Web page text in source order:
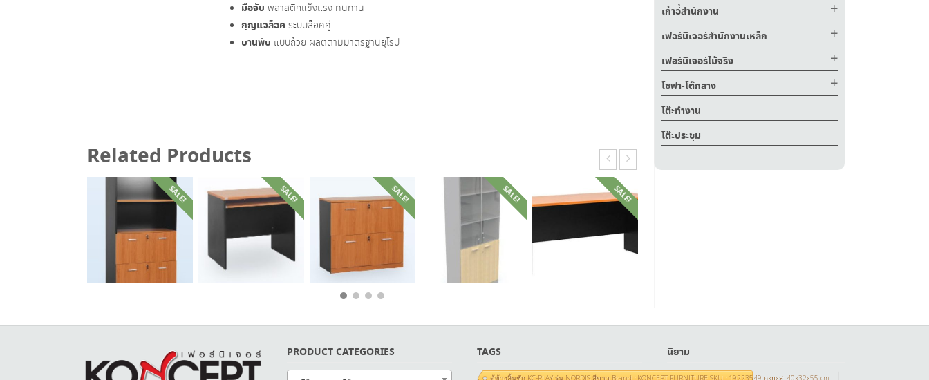
มือจับ พลาสติกแข็งแรง ทนทาน
กุญแจล็อค ระบบล็อคคู่
บานพับ แบบถ้วย ผลิตตามมาตรฐานยุโรป
Related Products
SALE! SALE!
฿4,900.00 ฿2,990.00
SALE!
฿8,500.00 ฿5,100.00
SALE! SALE!
฿6,250.00 ฿3,750.00 ฿7,500.00 ฿4,500.00 ฿6,500.00 ฿
เก้าอี้สำนักงาน
เฟอร์นิเจอร์สำนักงานเหล็ก
เฟอร์นิเจอร์ไม้จริง
โซฟา-โต๊กลาง
โต๊ะทำงาน
โต๊ะประชุม
PRODUCT CATEGORIES TAGS นิยาม
เข้าสู่ระบบ